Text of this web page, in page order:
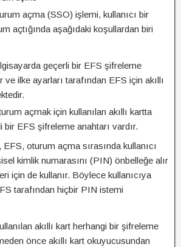
açma (SSO) işlemi, kullanıcı bir
açtığında aşağıdaki koşullardan biri
geçerli bir EFS şifreleme
ve ilke ayarları tarafından EFS için akıllı
açmak için kullanılan akıllı kartta
bir EFS şifreleme anahtarı vardır.
oturum açma sırasında kullanıcı
kimlik numarasını (PIN) önbelleğe alır
için de kullanır. Böylece kullanıcıya
tarafından hiçbir PIN istemi
akıllı kart herhangi bir şifreleme
önce akıllı kart okuyucusundan